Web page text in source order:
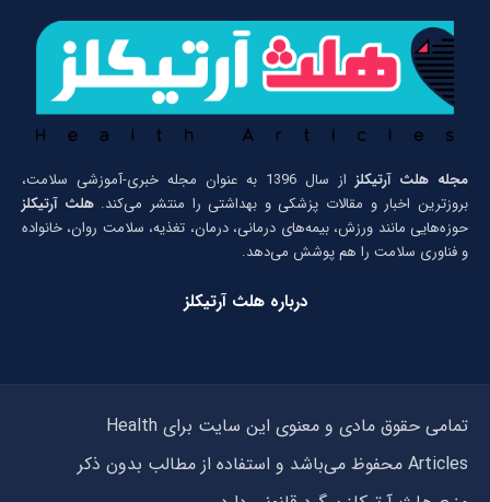
مجله هلث آرتیکلز
از سال 1396 به عنوان مجله خبری-آموزشی سلامت،
بروزترین اخبار و مقالات پزشکی و بهداشتی را منتشر می‌کند.هلث آرتیکلز
حوزه‌هایی مانند ورزش، بیمه‌های درمانی، درمان، تغذیه، سلامت روان، خانواده
و فناوری سلامت را هم پوشش می‌دهد.
درباره هلث آرتیکلز
تمامی حقوق مادی و معنوی این سایت برای Health
Articles محفوظ می‌باشد و استفاده از مطالب بدون ذکر